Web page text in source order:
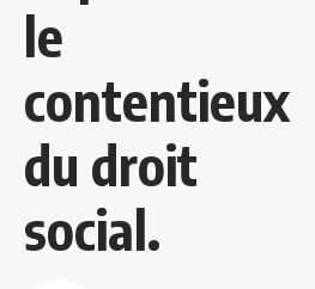
le
contentieux
du droit
social.